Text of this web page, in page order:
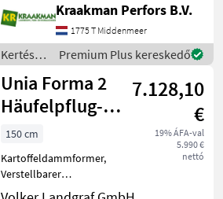
een aanaardkap zonder
kunststof maar een rechte
kap 22, 5 cm bovenbreedte
K
Kraakman Perfors B.V.
1775 T Middenmeer
Kertészeti
gépek:
zöldségtermesztés
gépei /
Sonstige
Premium Plus kereskedő
Unia Forma 2
Häufelpflug-
Dammformer
7.128,10
€
19% ÁFA-val
5.990 €
nettó
150 cm
Kartoffeldammformer,
Verstellbarer
Reihenabstand 70/75 cm,